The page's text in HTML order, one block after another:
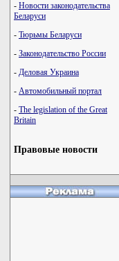
- Новости законодательства
Беларуси
- Тюрьмы Беларуси
- Законодательство России
- Деловая Украина
- Автомобильный портал
- The legislation of the Great
Britain
Правовые новости